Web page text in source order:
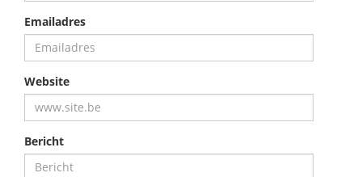
Emailadres
Website
Bericht